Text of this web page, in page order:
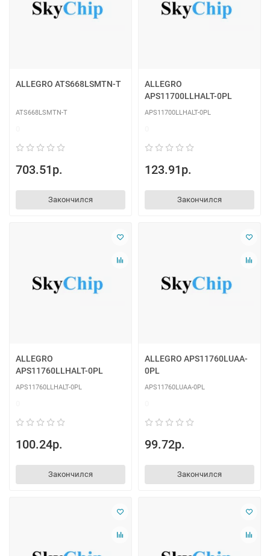
ALLEGRO ATS668LSMTN-T
ATS668LSMTN-T
703.51р.
Закончился
ALLEGRO
APS11700LLHALT-0PL
APS11700LLHALT-0PL
123.91р.
Закончился
ALLEGRO
APS11760LLHALT-0PL
APS11760LLHALT-0PL
100.24р.
Закончился
ALLEGRO APS11760LUAA-
0PL
APS11760LUAA-0PL
99.72р.
Закончился